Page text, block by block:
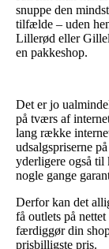
snuppe den
tilfælde – uden
Lillerød eller
en pakkeshop.
Det er jo
på tværs af
lang række
udsalgspriserne
yderligere også til
nogle gange
Derfor kan det
få outlets på
færdiggør din
prisbilligste pris.